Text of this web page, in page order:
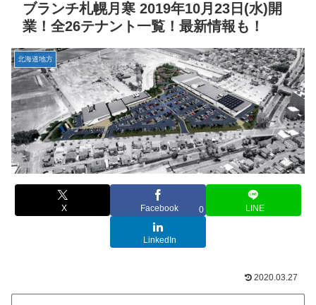
ブランチ札幌月寒 2019年10月23日(水)開
業！全26テナント一覧！最新情報も！
北海道地方
X Facebook 0 LINE
LinkedIn
2020.03.27